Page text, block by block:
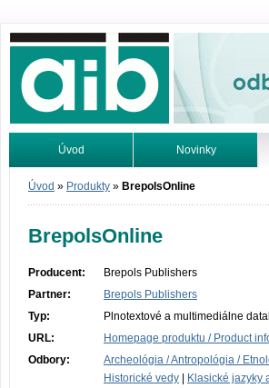
Odborné
Úvod Novinky
Vyhľadávanie Tutoriály
Úvod » Produkty » BrepolsOnline
BrepolsOnline
Producent:
Brepols Publishers
Partner:
Brepols Publishers
Typ:
Plnotextové a multimediálne
URL:
Homepage produktu / Product
Odbory:
Archeológia / Antropológia /
Historické vedy
Klasické jazyky